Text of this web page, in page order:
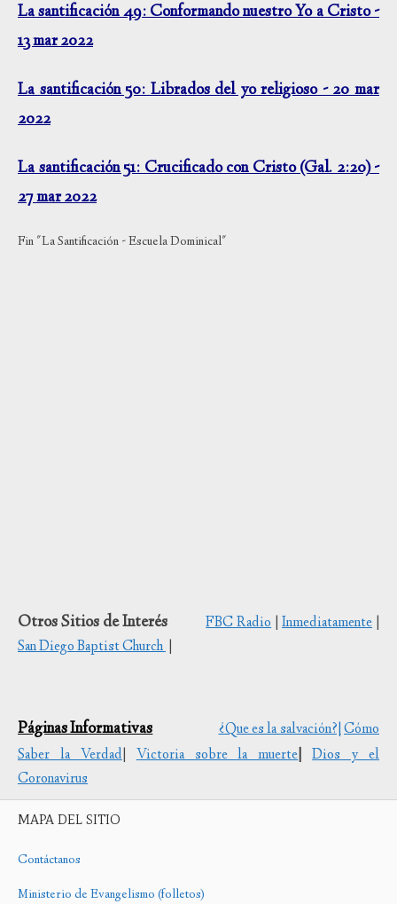
La santificación 49: Conformando nuestro Yo a Cristo -
13 mar 2022
La santificación 50: Librados del yo religioso - 20 mar
2022
La santificación 51: Crucificado con Cristo (Gal. 2:20) -
27 mar 2022
Fin "La Santificación - Escuela Dominical"
Otros Sitios de Interés FBC Radio|Inmediatamente
San Diego Baptist Church
Páginas Informativas ¿Que es la salvación?|Cómo
Saber la Verdad|Victoria sobre la muerte|
Dios y el
Coronavirus
MAPA DEL SITIO
Contáctanos
Ministerio de Evangelismo (folletos)